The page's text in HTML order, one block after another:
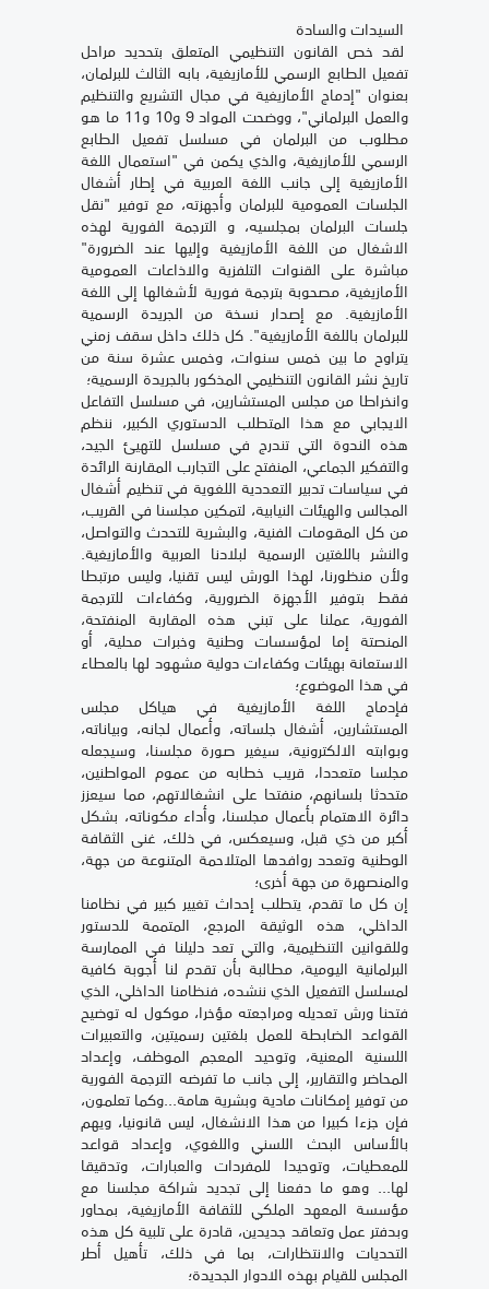
السيدات والسادة
لقد خص القانون التنظيمي المتعلق بتحديد مراحل
تفعيل الطابع الرسمي للأمازيغية، بابه الثالث للبرلمان،
بعنوان "إدماج الأمازيغية في مجال التشريع والتنظيم
والعمل البرلماني"، ووضحت المواد 9 و10 و11 ما هو
مطلوب من البرلمان في مسلسل تفعيل الطابع
الرسمي للأمازيغية، والذي يكمن في "استعمال اللغة
الأمازيغية إلى جانب اللغة العربية في إطار أشغال
الجلسات العمومية للبرلمان وأجهزته، مع توفير "نقل
جلسات البرلمان بمجلسيه، و الترجمة الفورية لهذه
الاشغال من اللغة الأمازيغية وإليها عند الضرورة"
مباشرة على القنوات التلفزية والاذاعات العمومية
الأمازيغية، مصحوبة بترجمة فورية لأشغالها إلى اللغة
الأمازيغية. مع إصدار نسخة من الجريدة الرسمية
للبرلمان باللغة الأمازيغية". كل ذلك داخل سقف زمني
يتراوح ما بين خمس سنوات، وخمس عشرة سنة من
تاريخ نشر القانون التنظيمي المذكور بالجريدة الرسمية؛
وانخراطا من مجلس المستشارين، في مسلسل التفاعل
الايجابي مع هذا المتطلب الدستوري الكبير، ننظم
هذه الندوة التي تندرج في مسلسل للتهيئ الجيد،
والتفكير الجماعي، المنفتح على التجارب المقارنة الرائدة
في سياسات تدبير التعددية اللغوية في تنظيم أشغال
المجالس والهيئات النيابية، لتمكين مجلسنا في القريب،
من كل المقومات الفنية، والبشرية للتحدث والتواصل،
والنشر باللغتين الرسمية لبلادنا العربية والأمازيغية.
ولأن منظورنا، لهذا الورش ليس تقنيا، وليس مرتبطا
فقط بتوفير الأجهزة الضرورية، وكفاءات للترجمة
الفورية، عملنا على تبني هذه المقاربة المنفتحة،
المنصتة إما لمؤسسات وطنية وخبرات محلية، أو
الاستعانة بهيئات وكفاءات دولية مشهود لها بالعطاء
في هذا الموضوع؛
فإدماج اللغة الأمازيغية في هياكل مجلس
المستشارين، أشغال جلساته، وأعمال لجانه، وبياناته،
وبوابته الالكترونية، سيغير صورة مجلسنا، وسيجعله
مجلسا متعددا، قريب خطابه من عموم المواطنين،
متحدثا بلسانهم، منفتحا على انشغالاتهم، مما سيعزز
دائرة الاهتمام بأعمال مجلسنا، وأداء مكوناته، بشكل
أكبر من ذي قبل، وسيعكس، في ذلك، غنى الثقافة
الوطنية وتعدد روافدها المتلاحمة المتنوعة من جهة،
والمنصهرة من جهة أخرى؛
إن كل ما تقدم، يتطلب إحداث تغيير كبير في نظامنا
الداخلي، هذه الوثيقة المرجع، المتممة للدستور
وللقوانين التنظيمية، والتي تعد دليلنا في الممارسة
البرلمانية اليومية، مطالبة بأن تقدم لنا أجوبة كافية
لمسلسل التفعيل الذي ننشده، فنظامنا الداخلي، الذي
فتحنا ورش تعديله ومراجعته مؤخرا، موكول له توضيح
القواعد الضابطة للعمل بلغتين رسميتين، والتعبيرات
اللسنية المعنية، وتوحيد المعجم الموظف، وإعداد
المحاضر والتقارير، إلى جانب ما تفرضه الترجمة الفورية
من توفير إمكانات مادية وبشرية هامة...وكما تعلمون،
فإن جزءا كبيرا من هذا الانشغال، ليس قانونيا، ويهم
بالأساس البحث اللسني واللغوي، وإعداد قواعد
للمعطيات، وتوحيدا للمفردات والعبارات، وتدقيقا
لها... وهو ما دفعنا إلى تجديد شراكة مجلسنا مع
مؤسسة المعهد الملكي للثقافة الأمازيغية، بمحاور
وبدفتر عمل وتعاقد جديدين، قادرة على تلبية كل هذه
التحديات والانتظارات، بما في ذلك، تأهيل أطر
المجلس للقيام بهذه الادوار الجديدة؛